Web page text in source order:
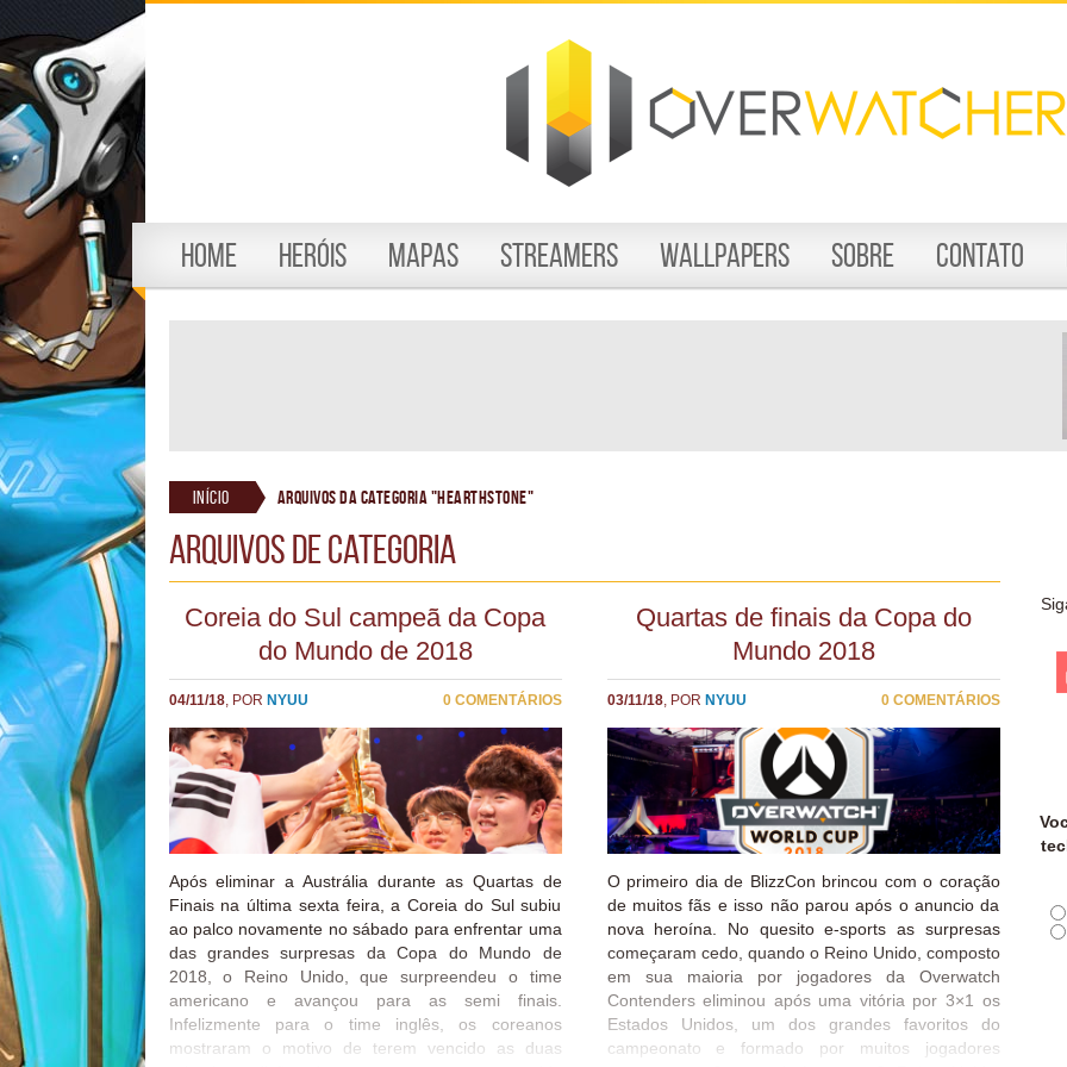
Home Heróis Mapas Streamers Wallpapers Sobre Contato
Início Arquivos da Categoria "Hearthstone"
arquivos de categoria
Coreia do Sul campeã da Copa
do Mundo de 2018
04/11/18, POR NYUU 0 COMENTÁRIOS
Após eliminar a Austrália durante as Quartas de
Finais na última sexta feira, a Coreia do Sul subiu
ao palco novamente no sábado para enfrentar uma
das grandes surpresas da Copa do Mundo de
2018, o Reino Unido, que surpreendeu o time
americano e avançou para as semi finais.
Infelizmente para o time inglês, os coreanos
mostraram o motivo de terem vencido as duas
Quartas de finais da Copa do
Mundo 2018
03/11/18, POR NYUU 0 COMENTÁRIOS
O primeiro dia de BlizzCon brincou com o coração
de muitos fãs e isso não parou após o anuncio da
nova heroína. No quesito e-sports as surpresas
começaram cedo, quando o Reino Unido, composto
em sua maioria por jogadores da Overwatch
Contenders eliminou após uma vitória por 3×1 os
Estados Unidos, um dos grandes favoritos do
campeonato e formado por muitos jogadores